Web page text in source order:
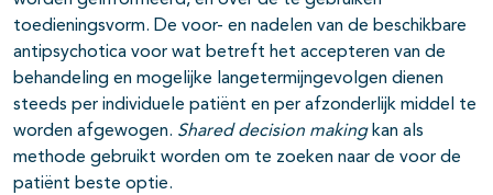
toedieningsvorm. De voor- en nadelen van de beschikbare
antipsychotica voor wat betreft het accep­teren van de
behandeling en mogelijke langetermijngevolgen dienen
steeds per individuele patiënt en per afzonderlijk middel te
worden afgewogen. Shared decision makingkan als
methode gebruikt worden om te zoeken naar de voor de
patiënt beste optie.